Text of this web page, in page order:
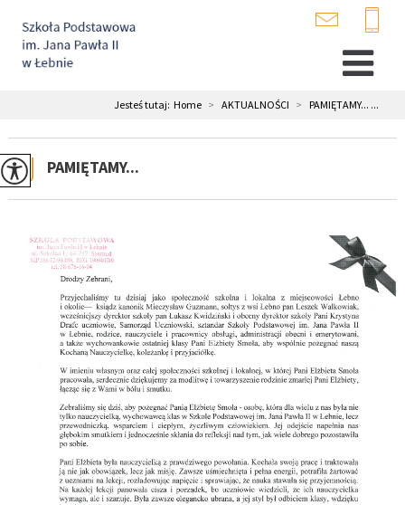
Jesteś tutaj: Home > AKTUALNOŚCI > PAMIĘTAMY... ...
PAMIĘTAMY...